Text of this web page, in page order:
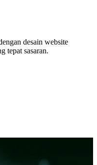
desain website
tepat sasaran.